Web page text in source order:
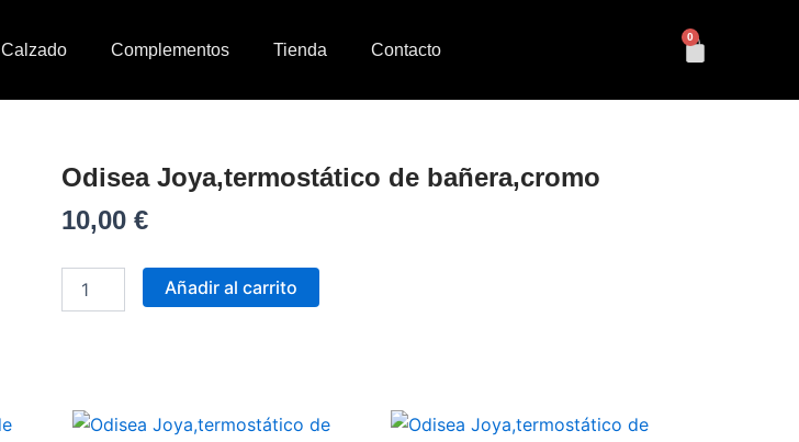
Calzado Complementos Tienda Contacto
0
Cart
Odisea Joya,termostático de bañera,cromo
10,00 €
Joya,termostáticoAñadir al carrito